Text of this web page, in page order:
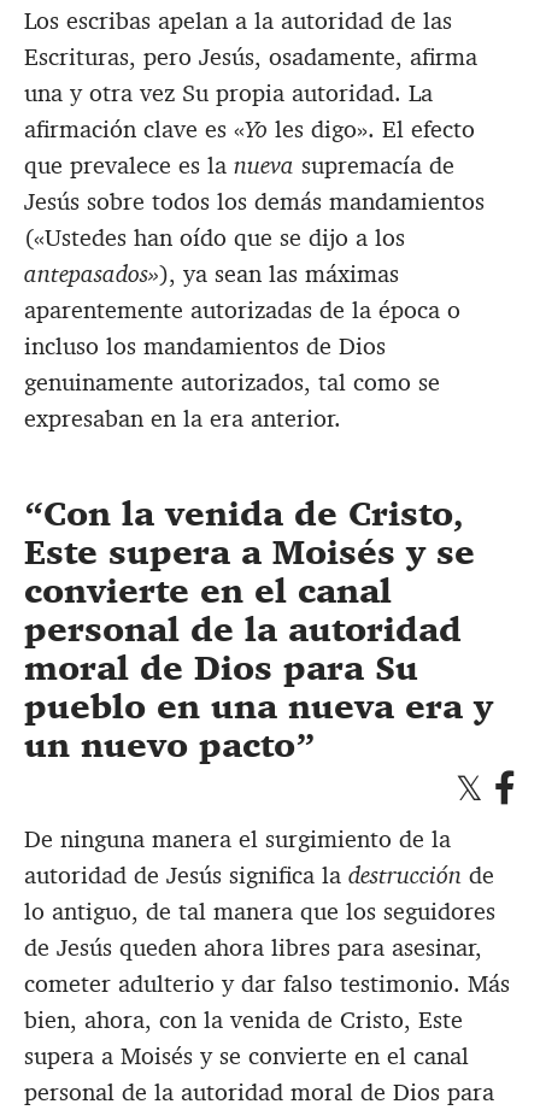
Los escribas apelan a la autoridad de las
Escrituras, pero Jesús, osadamente, afirma
una y otra vez Su propia autoridad. La
afirmación clave es «Yo les digo». El efecto
que prevalece es la nueva supremacía de
Jesús sobre todos los demás mandamientos
(«Ustedes han oído que se dijo a los
antepasados»), ya sean las máximas
aparentemente autorizadas de la época o
incluso los mandamientos de Dios
genuinamente autorizados, tal como se
expresaban en la era anterior.
Con la venida de Cristo,
Este supera a Moisés y se
convierte en el canal
personal de la autoridad
moral de Dios para Su
pueblo en una nueva era y
un nuevo pacto
De ninguna manera el surgimiento de la
autoridad de Jesús significa la destrucción de
lo antiguo, de tal manera que los seguidores
de Jesús queden ahora libres para asesinar,
cometer adulterio y dar falso testimonio. Más
bien, ahora, con la venida de Cristo, Este
supera a Moisés y se convierte en el canal
personal de la autoridad moral de Dios para